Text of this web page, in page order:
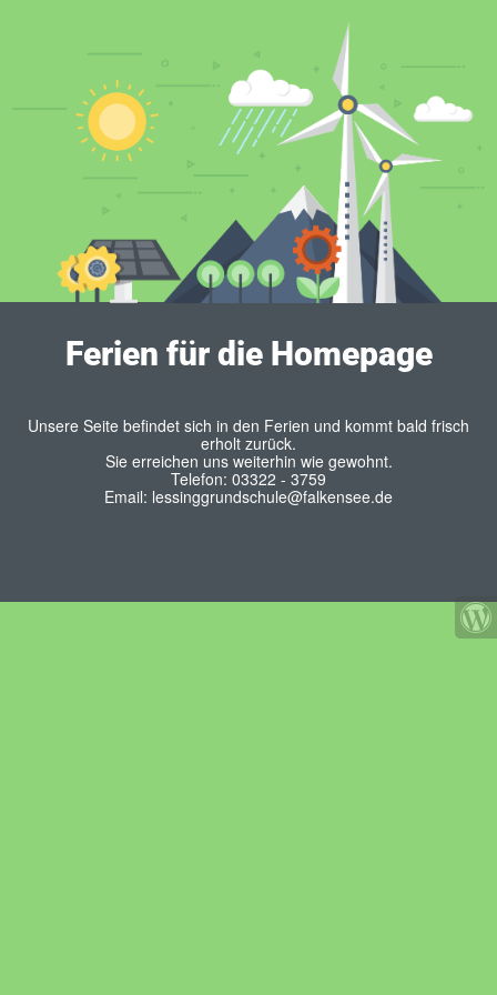
Ferien für die Homepage
Unsere Seite befindet sich in den Ferien und kommt bald frisch
erholt zurück.
Sie erreichen uns weiterhin wie gewohnt.
Telefon: 03322 - 3759
Email: lessinggrundschule@falkensee.de